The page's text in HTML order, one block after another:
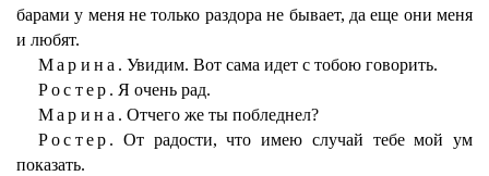
барами у меня не только раздора не бывает, да еще они меня
и любят.
Марина. Увидим. Вот сама идет с тобою говорить.
Ростер. Я очень рад.
Марина. Отчего же ты побледнел?
Ростер. От радости, что имею случай тебе мой ум
показать.